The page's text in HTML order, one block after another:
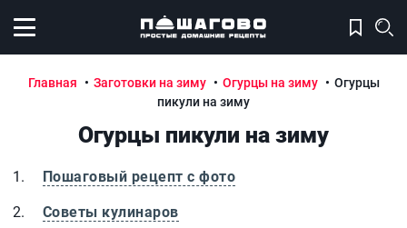
Открыть меню
Главная Заготовки на зиму Огурцы на зиму
Огурцы
пикули на зиму
Огурцы пикули на зиму
Пошаговый рецепт с фото
Советы кулинаров